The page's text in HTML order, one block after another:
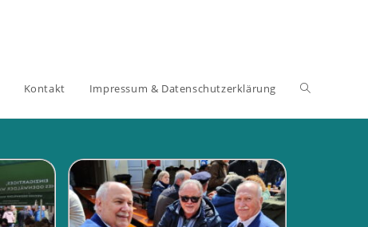
Kontakt Impressum & Datenschutzerklärung